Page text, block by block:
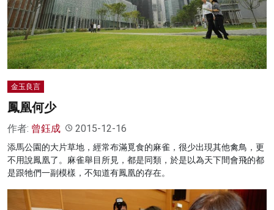
金玉良言
鳳凰何少
作者: 曾鈺成 2015-12-16
添馬公園的大片草地，經常布滿覓食的麻雀，很少出現其他禽鳥，更
不用說鳳凰了。麻雀舉目所見，都是同類，於是以為天下間會飛的都
是跟牠們一副模樣，不知道有鳳凰的存在。